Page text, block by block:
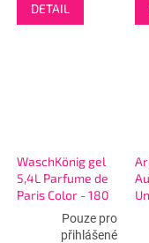
DETAIL
WaschKönig gel
5,4L Parfume de
Paris Color - 180
Pouze pro
přihlášené